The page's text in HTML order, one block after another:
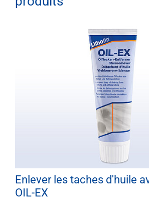
Enlever les taches d'huile
OIL-EX